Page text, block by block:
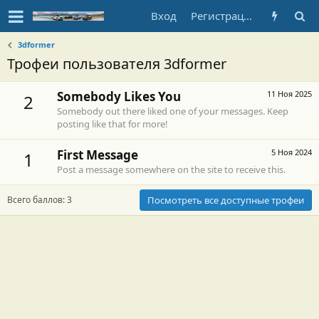
Вход Регистрация
3dformer
Трофеи пользователя 3dformer
2 11 Ноя 2025
Somebody Likes You
Somebody out there liked one of your messages. Keep
posting like that for more!
1 5 Ноя 2024
First Message
Post a message somewhere on the site to receive this.
Всего баллов: 3 Посмотреть все доступные трофеи